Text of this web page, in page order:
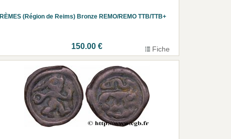
RÈMES (Région de Reims) Bronze REMO/REMO TTB/TTB+
150.00 € Fiche